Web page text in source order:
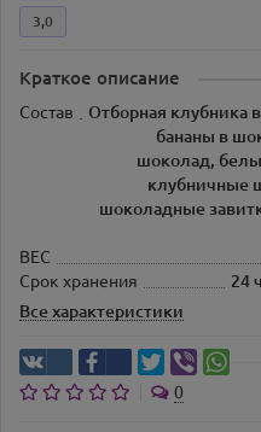
3,0
Краткое описание
Состав
Отборная клубника
бананы в
шоколад,
клубничные
шоколадные
ВЕС
Срок хранения
24
Все характеристики
0